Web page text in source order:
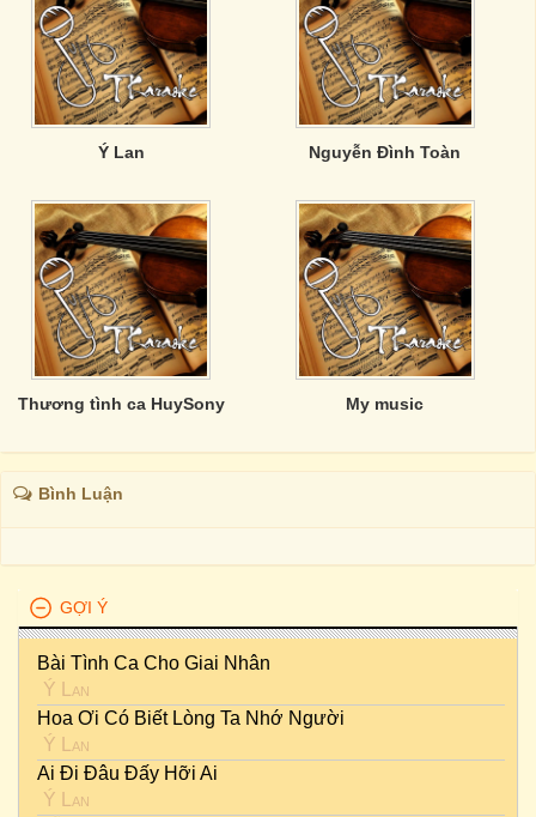
Ý Lan Nguyễn Đình Toàn
Thương tình ca HuySony My music
Bình Luận
GỢI Ý
Bài Tình Ca Cho Giai Nhân
Ý Lan
Hoa Ơi Có Biết Lòng Ta Nhớ Người
Ý Lan
Ai Đi Đâu Đấy Hỡi Ai
Ý Lan